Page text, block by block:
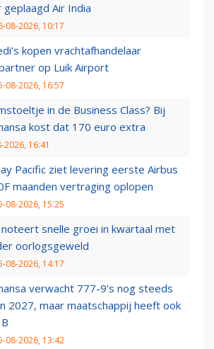
geplaagd Air India
08-2026, 10:17
kopen vrachtafhandelaar
op Luik Airport
08-2026, 16:57
in de Business Class? Bij
kost dat 170 euro extra
2026, 16:41
Pacific ziet levering eerste Airbus
maanden vertraging oplopen
08-2026, 15:25
noteert snelle groei in kwartaal met
oorlogsgeweld
08-2026, 14:17
verwacht 777-9’s nog steeds
2027, maar maatschappij heeft ook
08-2026, 13:42